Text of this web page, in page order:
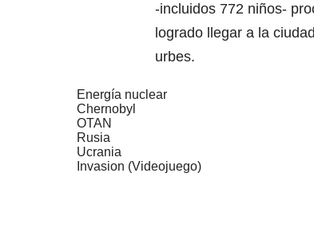
-incluidos 772 niños-
logrado llegar a la
urbes.
Energía nuclear
Chernobyl
OTAN
Rusia
Ucrania
Invasion (Videojuego)